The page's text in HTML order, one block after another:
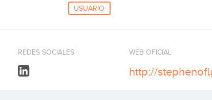
USUARIO
REDES SOCIALES WEB OFICIAL
http://